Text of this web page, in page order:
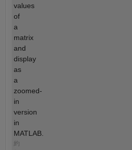
values
of
a
matrix
and
display
as
a
zoomed-
in
version
in
MATLAB.
約